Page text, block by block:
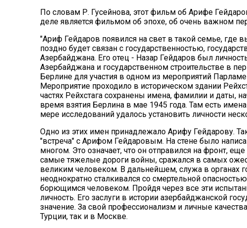
По словам Р. Гусейнова, этот фильм об Арифе
деле является фильмом об эпохе, об очень важном
"Ариф Гейдаров появился на свет в такой семье, где
поздно будет связан с государственностью,
Азербайджана. Его отец - Назар Гейдаров был
Азербайджана и государственном строительстве в
Берлине для участия в одном из мероприятий
Мероприятие проходило в историческом здании
частях Рейхстага сохранены имена, фамилии и даты,
время взятия Берлина в мае 1945 года. Там есть
мере исследований удалось установить личности
Одно из этих имен принадлежало Арифу Гейдарову.
"встреча" с Арифом Гейдаровым. На стене было
многом. Это означает, что он отправился на фронт,
самые тяжелые дороги войны, сражался в самых
великим человеком. В дальнейшем, служа в органах
неоднократно сталкивался со смертельной
борющимся человеком. Пройдя через все эти
личность. Его заслуги в истории азербайджанской
значение. За свой профессионализм и личные
Турции, так и в Москве.